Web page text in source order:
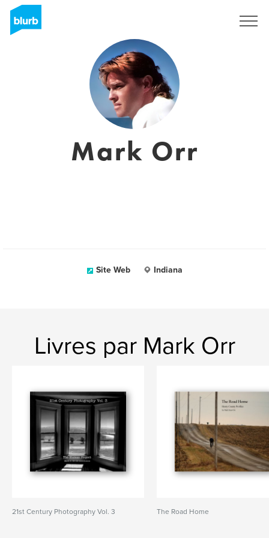
Mark Orr
Site Web Indiana
Livres par Mark Orr
21st Century Photography Vol. 3 The Road Home